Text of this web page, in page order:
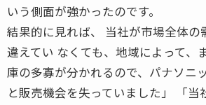
いう側面が強かったのです。
結果的に見れば、 当社が市場全体の
違えてい なくても、地域によって、
庫の多寡が分かれるので、パナソニ
と販売機会を失っていました」 「当